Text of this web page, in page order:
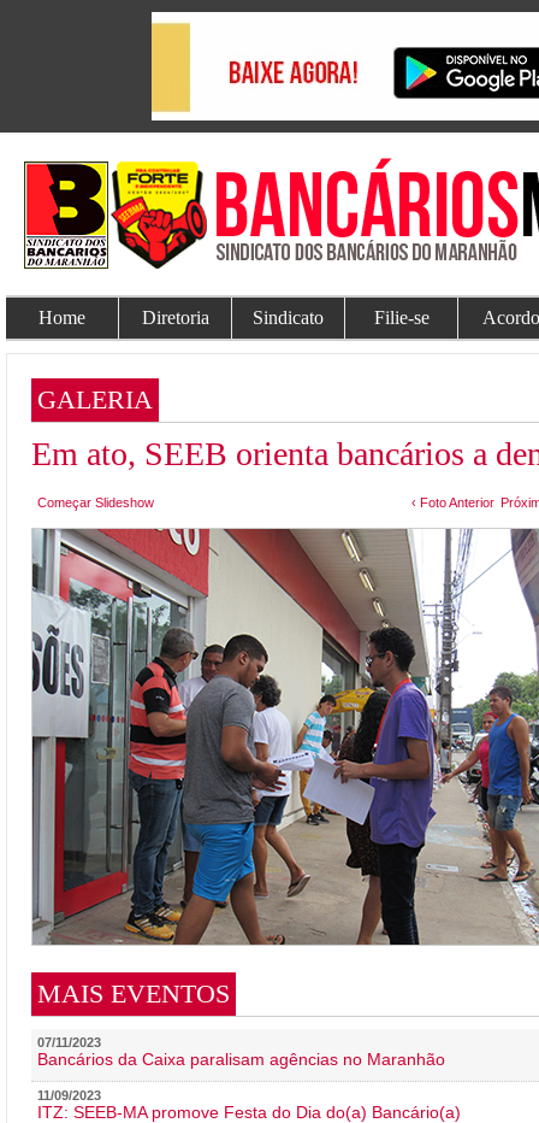
Home Diretoria Sindicato Filie-se
GALERIA
Em ato, SEEB orienta bancários a
Começar Slideshow ‹ Foto Anterior
MAIS EVENTOS
07/11/2023
Bancários da Caixa paralisam agências no Maranhão
11/09/2023
ITZ: SEEB-MA promove Festa do Dia do(a) Bancário(a)